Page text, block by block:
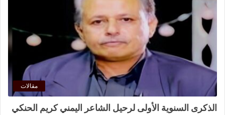
مقالات
الذكرى السنوية الأولى لرحيل الشاعر اليمني كريم الحنكي